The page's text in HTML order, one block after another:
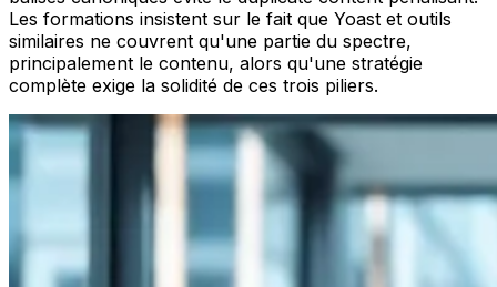
Les formations insistent sur le fait que Yoast et outils
similaires ne couvrent qu'une partie du spectre,
principalement le contenu, alors qu'une stratégie
complète exige la solidité de ces trois piliers.